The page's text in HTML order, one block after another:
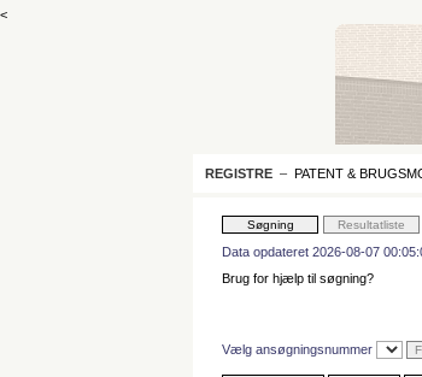
<
REGISTRE – PATENT &
Data opdateret 2026-08-07
Brug for hjælp til søgning?
Vælg ansøgningsnummer